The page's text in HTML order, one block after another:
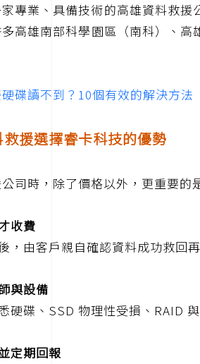
專業、具備技術的高雄資料救
多高雄南部科學園區（南科）、
碟讀不到？10個有效的解決方法
救援選擇睿卡科技的優勢
司時，除了價格以外，更重要的
收費
，由客戶親自確認資料成功救回
與設備
硬碟、SSD 物理性受損、RAID
定期回報